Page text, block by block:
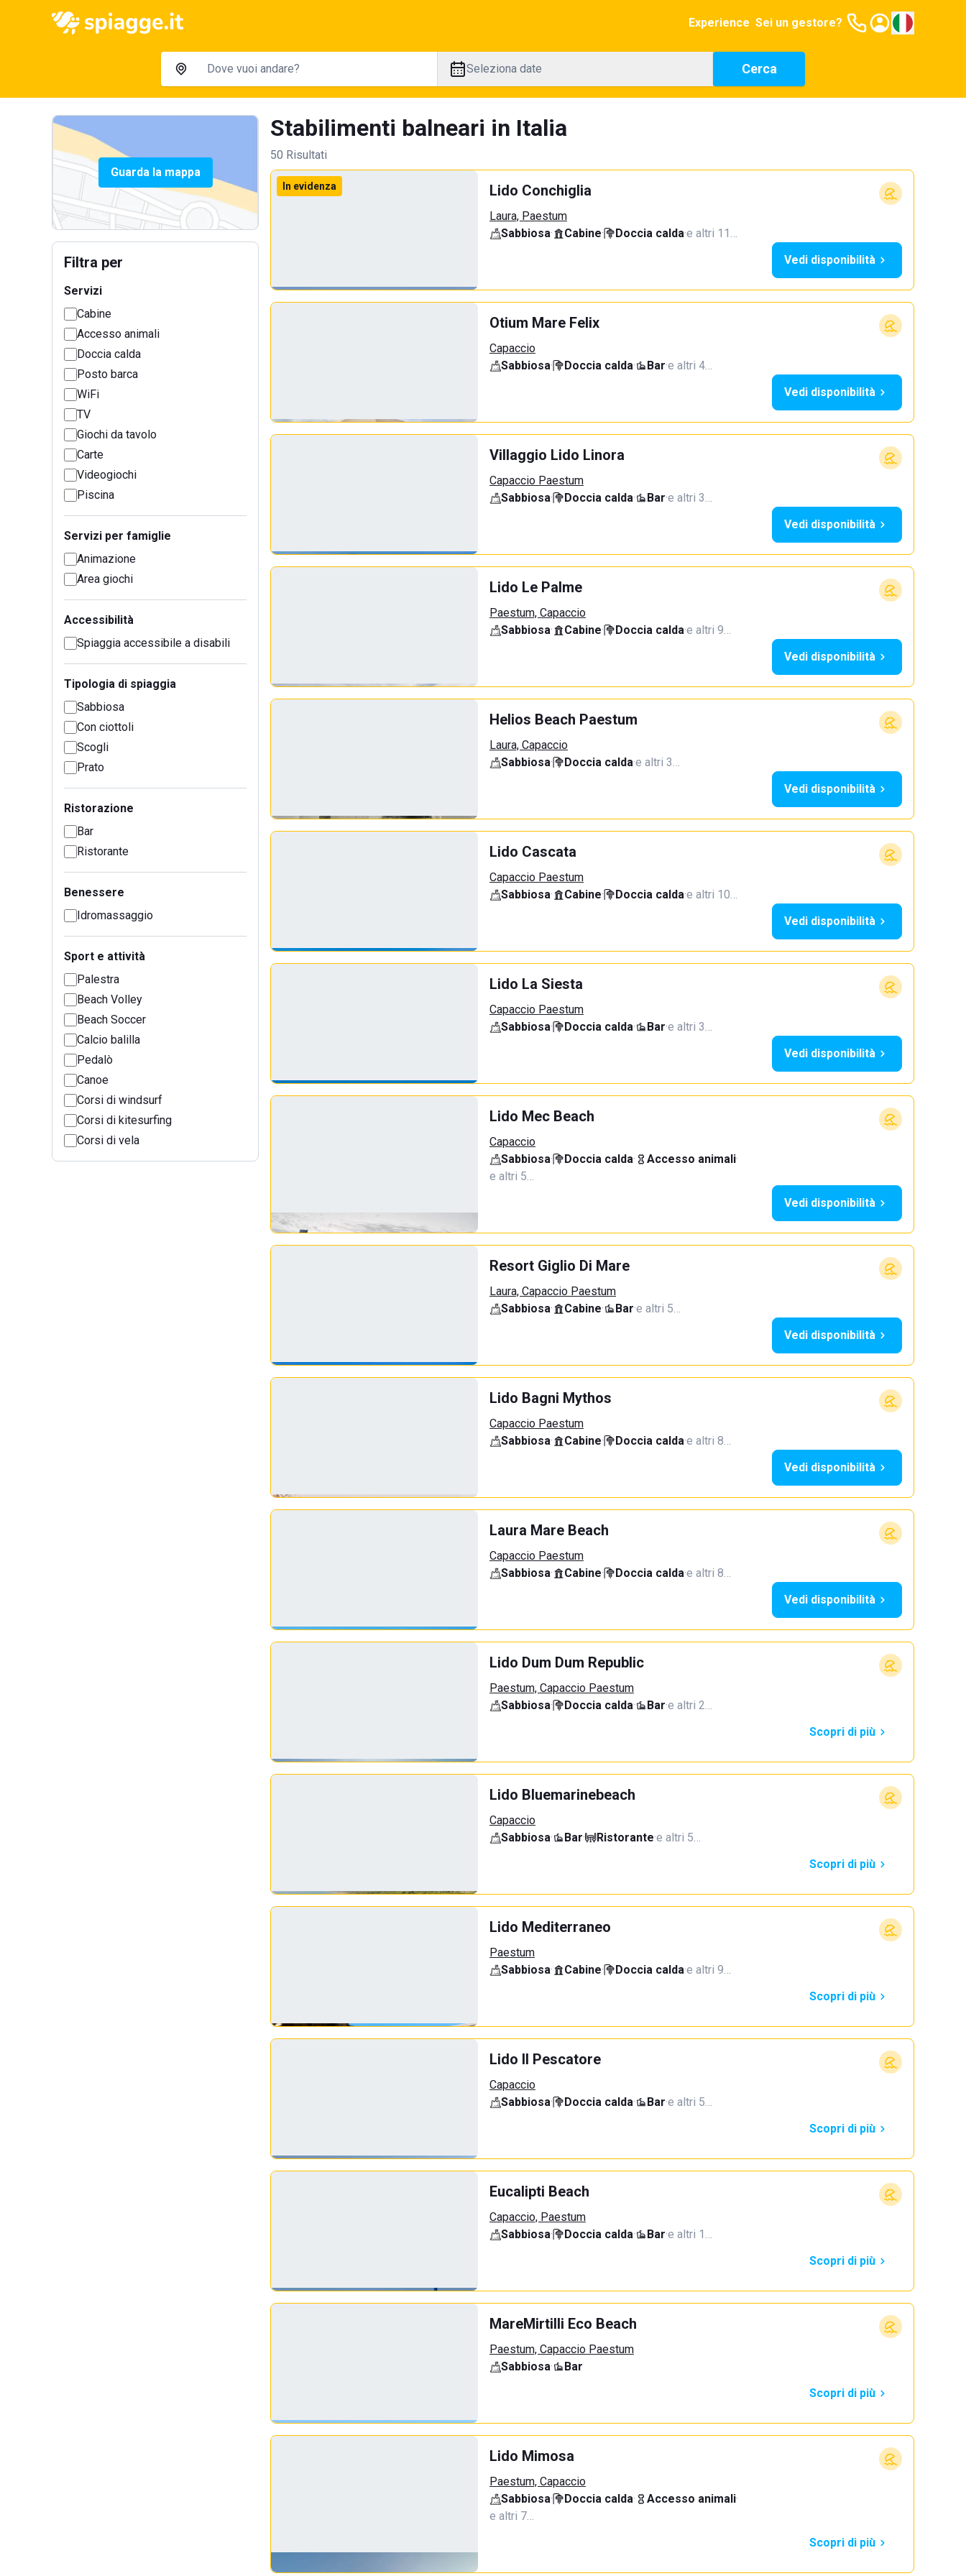
Experience Sei un gestore?
Seleziona date Cerca
Guarda la mappa
Filtra per
Servizi
Cabine
Accesso animali
Doccia calda
Posto barca
WiFi
TV
Giochi da tavolo
Carte
Videogiochi
Piscina
Servizi per famiglie
Animazione
Area giochi
Accessibilità
Spiaggia accessibile a disabili
Tipologia di spiaggia
Sabbiosa
Con ciottoli
Scogli
Prato
Ristorazione
Bar
Ristorante
Benessere
Idromassaggio
Sport e attività
Palestra
Beach Volley
Beach Soccer
Calcio balilla
Pedalò
Canoe
Corsi di windsurf
Corsi di kitesurfing
Corsi di vela
Stabilimenti balneari in Italia
50 Risultati
In evidenza Lido Conchiglia
Laura, Paestum
Sabbiosa· Cabine· Doccia calda·e altri 11…
Vedi disponibilità
Otium Mare Felix
Capaccio
Sabbiosa· Doccia calda· Bar·e altri 4…
Vedi disponibilità
Villaggio Lido Linora
Capaccio Paestum
Sabbiosa· Doccia calda· Bar·e altri 3…
Vedi disponibilità
Lido Le Palme
Paestum, Capaccio
Sabbiosa· Cabine· Doccia calda·e altri 9…
Vedi disponibilità
Helios Beach Paestum
Laura, Capaccio
Sabbiosa· Doccia calda·e altri 3…
Vedi disponibilità
Lido Cascata
Capaccio Paestum
Sabbiosa· Cabine· Doccia calda·e altri 10…
Vedi disponibilità
Lido La Siesta
Capaccio Paestum
Sabbiosa· Doccia calda· Bar·e altri 3…
Vedi disponibilità
Lido Mec Beach
Capaccio
Sabbiosa· Doccia calda· Accesso animali·
e altri 5…
Vedi disponibilità
Resort Giglio Di Mare
Laura, Capaccio Paestum
Sabbiosa· Cabine· Bar·e altri 5…
Vedi disponibilità
Lido Bagni Mythos
Capaccio Paestum
Sabbiosa· Cabine· Doccia calda·e altri 8…
Vedi disponibilità
Laura Mare Beach
Capaccio Paestum
Sabbiosa· Cabine· Doccia calda·e altri 8…
Vedi disponibilità
Lido Dum Dum Republic
Paestum, Capaccio Paestum
Sabbiosa· Doccia calda· Bar·e altri 2…
Scopri di più
Lido Bluemarinebeach
Capaccio
Sabbiosa· Bar· Ristorante·e altri 5…
Scopri di più
Lido Mediterraneo
Paestum
Sabbiosa· Cabine· Doccia calda·e altri 9…
Scopri di più
Lido Il Pescatore
Capaccio
Sabbiosa· Doccia calda· Bar·e altri 5…
Scopri di più
Eucalipti Beach
Capaccio, Paestum
Sabbiosa· Doccia calda· Bar·e altri 1…
Scopri di più
MareMirtilli Eco Beach
Paestum, Capaccio Paestum
Sabbiosa·
Bar
Scopri di più
Lido Mimosa
Paestum, Capaccio
Sabbiosa· Doccia calda· Accesso animali·
e altri 7…
Scopri di più